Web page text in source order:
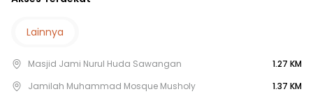
15 menit ke Terminal Sawangan
25 menit ke Gerbang Tol Sawangan 4
25 menit ke Stasiun Citayam
Lainnya
Masjid Jami Nurul Huda Sawangan
1.27 KM
Jamilah Muhammad Mosque Musholy
1.37 KM